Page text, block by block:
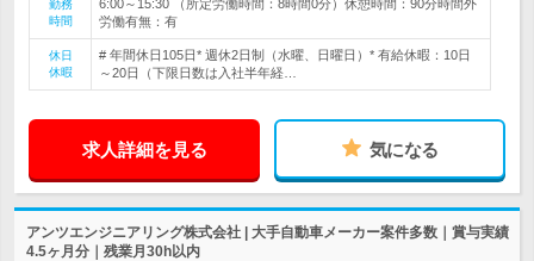
勤務
時間
6:00～15:30 （所定労働時間：8時間0分）休憩時間：90分時間外
労働有無：有
休日
休暇
# 年間休日105日* 週休2日制（水曜、日曜日）* 有給休暇：10日
～20日（下限日数は入社半年経…
求人詳細を見る 気になる
アンツエンジニアリング株式会社 | 大手自動車メーカー案件多数｜賞与実績
4.5ヶ月分｜残業月30h以内